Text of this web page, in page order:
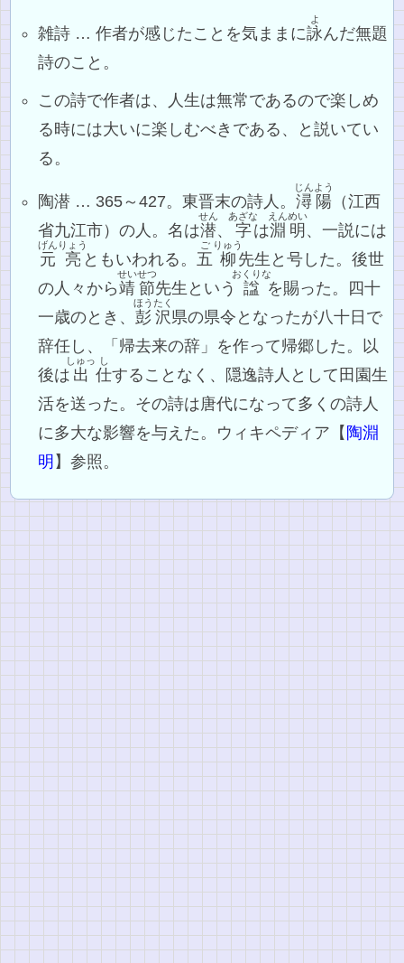
雑詩 … 作者が感じたことを気ままに詠
よ
んだ無題
詩のこと。
この詩で作者は、人生は無常であるので楽しめ
る時には大いに楽しむべきである、と説いてい
る。
陶潜 … 365～427。東晋末の詩人。潯陽
じんよう
（江西
省九江市）の人。名は潜
せん
、 字
あざな
は淵明
えんめい
、一説には
元
げん
亮
りょう
ともいわれる。 五
ご
柳
りゅう
先生と号した。後世
の人々から靖節
せいせつ
先生という 諡
おくりな
を賜った。四十
一歳のとき、彭沢
ほうたく
県の県令となったが八十日で
辞任し、「帰去来の辞」を作って帰郷した。以
後は 出
しゅっ
仕
し
することなく、隠逸詩人として田園生
活を送った。その詩は唐代になって多くの詩人
に多大な影響を与えた。ウィキペディア【 陶淵
明 】参照。